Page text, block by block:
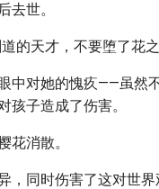
去世。
的天才，不要堕了花
中对她的愧疚——虽然
孩子造成了伤害。
花消散。
，同时伤害了这对世界